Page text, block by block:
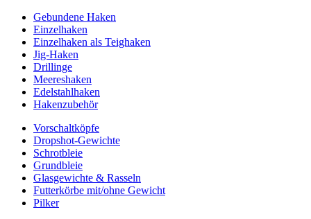
Gebundene Haken
Einzelhaken
Einzelhaken als Teighaken
Jig-Haken
Drillinge
Meereshaken
Edelstahlhaken
Hakenzubehör
Vorschaltköpfe
Dropshot-Gewichte
Schrotbleie
Grundbleie
Glasgewichte & Rasseln
Futterkörbe mit/ohne Gewicht
Pilker